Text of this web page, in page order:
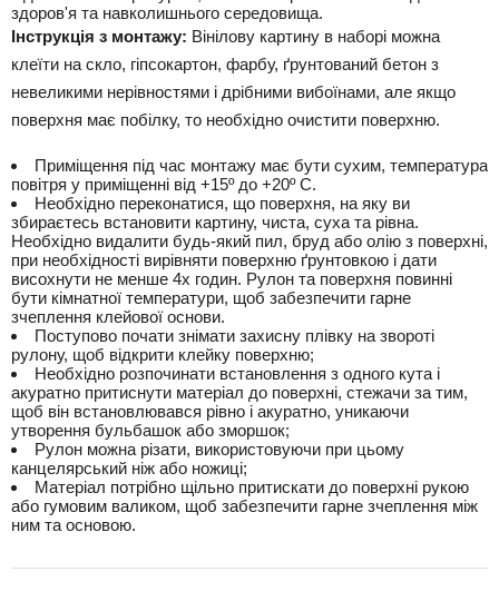
здоров'я та навколишнього середовища.
Інструкція з монтажу: Вінілову картину в наборі можна
клеїти на скло, гіпсокартон, фарбу, ґрунтований бетон з
невеликими нерівностями і дрібними вибоїнами, але якщо
поверхня має побілку, то необхідно очистити поверхню.
Приміщення під час монтажу має бути сухим, температура
повітря у приміщенні від +15º до +20º С.
Необхідно переконатися, що поверхня, на яку ви
збираєтесь встановити картину, чиста, суха та рівна.
Необхідно видалити будь-який пил, бруд або олію з поверхні,
при необхідності вирівняти поверхню ґрунтовкою і дати
висохнути не менше 4х годин. Рулон та поверхня повинні
бути кімнатної температури, щоб забезпечити гарне
зчеплення клейової основи.
Поступово почати знімати захисну плівку на звороті
рулону, щоб відкрити клейку поверхню;
Необхідно розпочинати встановлення з одного кута і
акуратно притиснути матеріал до поверхні, стежачи за тим,
щоб він встановлювався рівно і акуратно, уникаючи
утворення бульбашок або зморшок;
Рулон можна різати, використовуючи при цьому
канцелярський ніж або ножиці;
Матеріал потрібно щільно притискати до поверхні рукою
або гумовим валиком, щоб забезпечити гарне зчеплення між
ним та основою.